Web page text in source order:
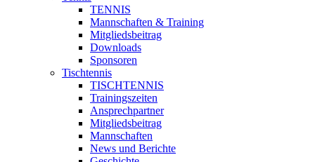
TENNIS
Mannschaften & Training
Mitgliedsbeitrag
Downloads
Sponsoren
Tischtennis
TISCHTENNIS
Trainingszeiten
Ansprechpartner
Mitgliedsbeitrag
Mannschaften
News und Berichte